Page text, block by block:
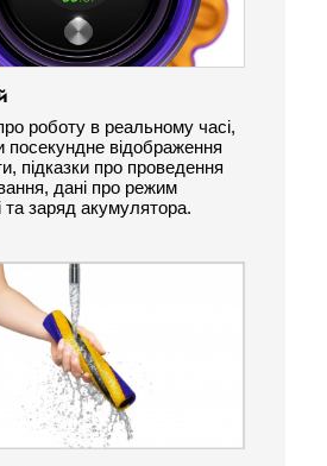
роботу в реальному часі,
відображення
підказки про проведення
дані про режим
та заряд акумулятора.